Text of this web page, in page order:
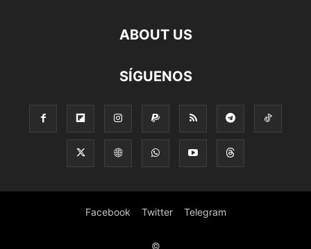
ABOUT US
SÍGUENOS
Facebook Twitter Telegram
©